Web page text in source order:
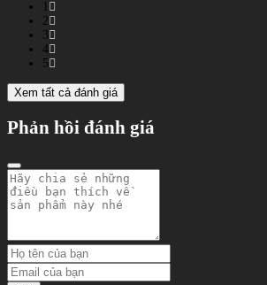
2
3
4
5
Xem tất cả đánh giá
Phản hồi đánh giá